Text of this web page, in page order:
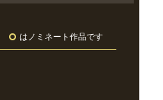
はノミネート作品です